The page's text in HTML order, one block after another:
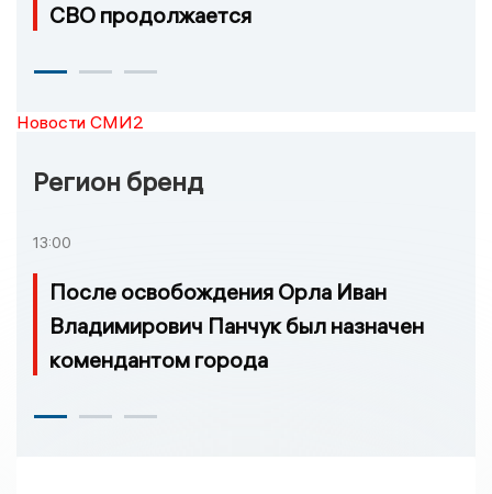
СВО продолжается
Новости СМИ2
Регион бренд
13:00
После освобождения Орла Иван
Владимирович Панчук был назначен
комендантом города